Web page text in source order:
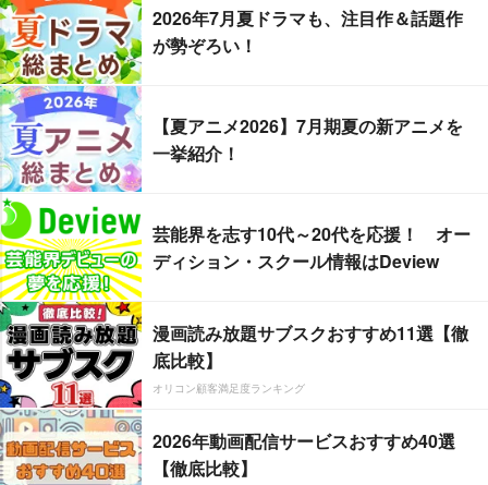
2026年7月夏ドラマも、注目作＆話題作
が勢ぞろい！
【夏アニメ2026】7月期夏の新アニメを
一挙紹介！
芸能界を志す10代～20代を応援！ オー
ディション・スクール情報はDeview
漫画読み放題サブスクおすすめ11選【徹
底比較】
オリコン顧客満足度ランキング
2026年動画配信サービスおすすめ40選
【徹底比較】